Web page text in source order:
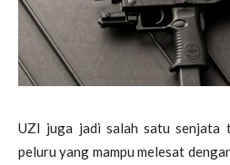
UZI juga jadi salah satu senjata
peluru yang mampu melesat